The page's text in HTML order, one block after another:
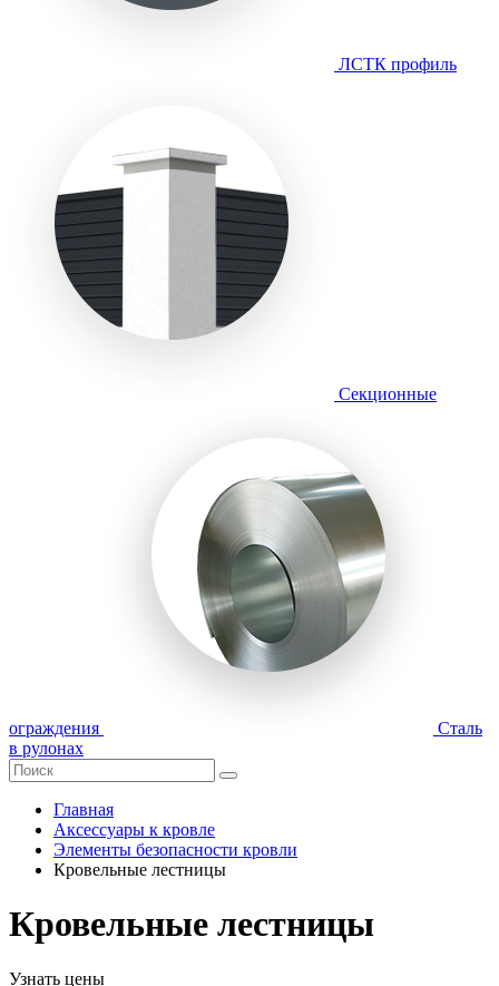
ЛСТК профиль
Секционные
ограждения
Сталь
в рулонах
Главная
Аксессуары к кровле
Элементы безопасности кровли
Кровельные лестницы
Кровельные лестницы
Узнать цены